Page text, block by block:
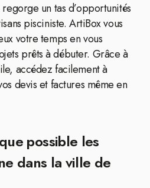
un tas d’opportunités
pisciniste. ArtiBox vous
votre temps en vous
prêts à débuter. Grâce à
accédez facilement à
devis et factures même en
possible les
dans la ville de